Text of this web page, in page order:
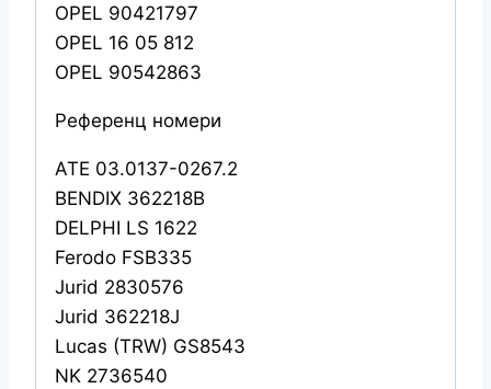
OPEL 90421797
OPEL 16 05 812
OPEL 90542863
Референц номери
ATE 03.0137-0267.2
BENDIX 362218B
DELPHI LS 1622
Ferodo FSB335
Jurid 2830576
Jurid 362218J
Lucas (TRW) GS8543
NK 2736540